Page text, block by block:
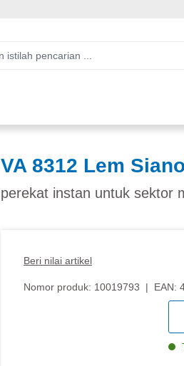
VA 8312 Lem
perekat instan untuk sektor
Beri nilai artikel
Nomor produk: 10019793 | EAN: